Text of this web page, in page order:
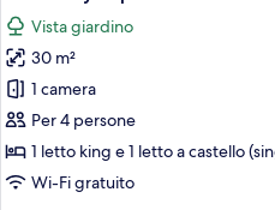
Suite
le
foto
per
Eco
Family
Superior
Vista giardino
30 m²
1 camera
Per 4 persone
1 letto king e 1 letto a castello
Wi-Fi gratuito